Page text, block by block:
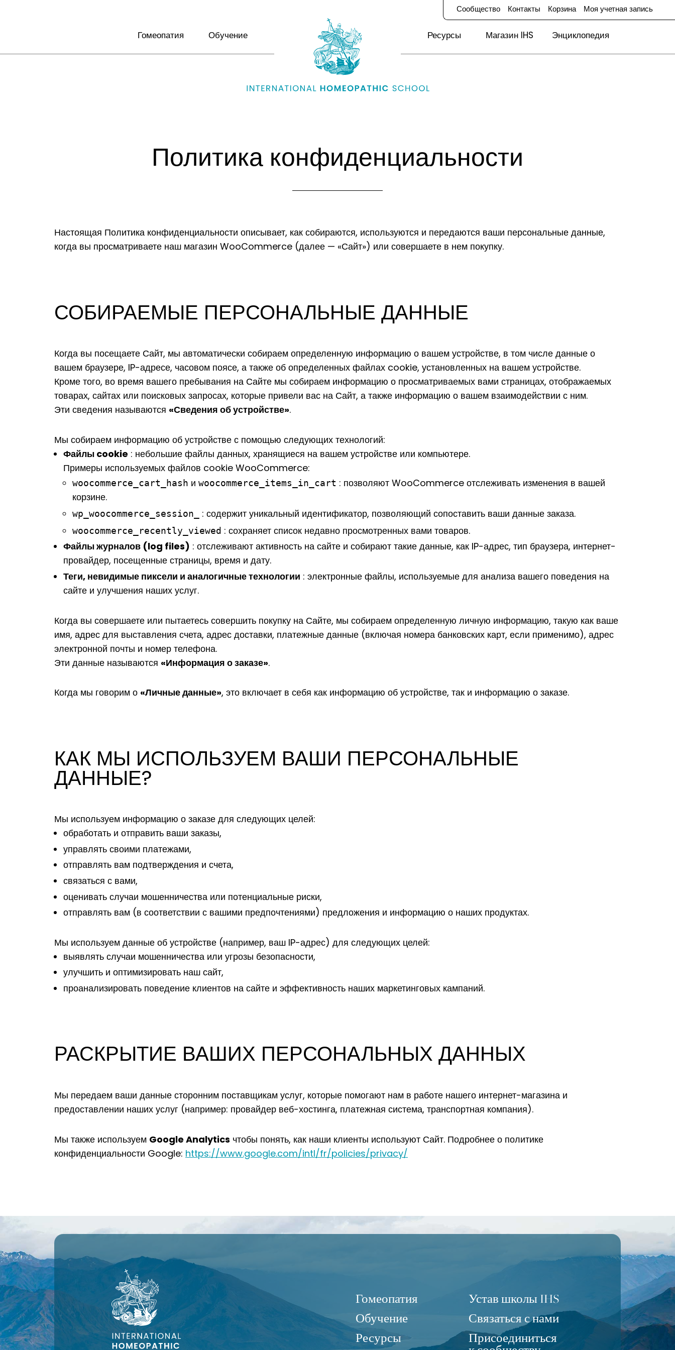
Сообщество Контакты Корзина Моя учетная запись
Гомеопатия Обучение Ресурсы Магазин IHS Энциклопедия
Политика конфиденциальности
Настоящая Политика конфиденциальности описывает, как собираются, используются и передаются ваши персональные данные,
когда вы просматриваете наш магазин WooCommerce (далее — «Сайт») или совершаете в нем покупку.
СОБИРАЕМЫЕ ПЕРСОНАЛЬНЫЕ ДАННЫЕ
Когда вы посещаете Сайт, мы автоматически собираем определенную информацию о вашем устройстве, в том числе данные о
вашем браузере, IP-адресе, часовом поясе, а также об определенных файлах cookie, установленных на вашем устройстве.
Кроме того, во время вашего пребывания на Сайте мы собираем информацию о просматриваемых вами страницах, отображаемых
товарах, сайтах или поисковых запросах, которые привели вас на Сайт, а также информацию о вашем взаимодействии с ним.
Эти сведения называются «Сведения об устройстве».
Мы собираем информацию об устройстве с помощью следующих технологий:
Файлы cookie : небольшие файлы данных, хранящиеся на вашем устройстве или компьютере.
Примеры используемых файлов cookie WooCommerce:
woocommerce_cart_hash и woocommerce_items_in_cart : позволяют WooCommerce отслеживать изменения в вашей
корзине.
wp_woocommerce_session_ : содержит уникальный идентификатор, позволяющий сопоставить ваши данные заказа.
woocommerce_recently_viewed : сохраняет список недавно просмотренных вами товаров.
Файлы журналов (log files) : отслеживают активность на сайте и собирают такие данные, как IP-адрес, тип браузера, интернет-
провайдер, посещенные страницы, время и дату.
Теги, невидимые пиксели и аналогичные технологии : электронные файлы, используемые для анализа вашего поведения на
сайте и улучшения наших услуг.
Когда вы совершаете или пытаетесь совершить покупку на Сайте, мы собираем определенную личную информацию, такую как ваше
имя, адрес для выставления счета, адрес доставки, платежные данные (включая номера банковских карт, если применимо), адрес
электронной почты и номер телефона.
Эти данные называются «Информация о заказе».
Когда мы говорим о «Личные данные», это включает в себя как информацию об устройстве, так и информацию о заказе.
КАК МЫ ИСПОЛЬЗУЕМ ВАШИ ПЕРСОНАЛЬНЫЕ
ДАННЫЕ?
Мы используем информацию о заказе для следующих целей:
обработать и отправить ваши заказы,
управлять своими платежами,
отправлять вам подтверждения и счета,
связаться с вами,
оценивать случаи мошенничества или потенциальные риски,
отправлять вам (в соответствии с вашими предпочтениями) предложения и информацию о наших продуктах.
Мы используем данные об устройстве (например, ваш IP-адрес) для следующих целей:
выявлять случаи мошенничества или угрозы безопасности,
улучшить и оптимизировать наш сайт,
проанализировать поведение клиентов на сайте и эффективность наших маркетинговых кампаний.
РАСКРЫТИЕ ВАШИХ ПЕРСОНАЛЬНЫХ ДАННЫХ
Мы передаем ваши данные сторонним поставщикам услуг, которые помогают нам в работе нашего интернет-магазина и
предоставлении наших услуг (например: провайдер веб-хостинга, платежная система, транспортная компания).
Мы также используем Google Analytics чтобы понять, как наши клиенты используют Сайт. Подробнее о политике
конфиденциальности Google: https://www.google.com/intl/fr/policies/privacy/
Гомеопатия
Обучение
Ресурсы
Устав школы IHS
Связаться с нами
ПрисоединитьсяPortuguese